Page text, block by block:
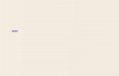
курс excel